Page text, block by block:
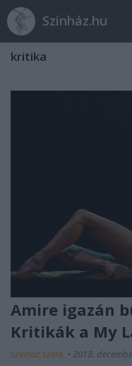
Színház.hu
kritika
Amire igazán
Kritikák a My
szinhaz szerk. • 2018.